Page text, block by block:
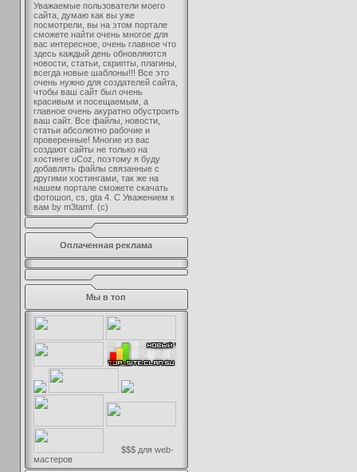
Уважаемые пользователи моего
сайта, думаю как вы уже
посмотрели, вы на этом портале
сможете найти очень многое для
вас интересное, очень главное что
здесь каждый день обновляются
новости, статьи, скрипты, плагины,
всегда новые шаблоны!!! Все это
очень нужно для создателей сайта,
чтобы ваш сайт был очень
красивым и посещаемым, а
главное очень акуратно обустроить
ваш сайт. Все файлы, новости,
статьи абсолютно рабочие и
проверенные! Многие из вас
создают сайты не только на
хостинге uCoz, поэтому я буду
добавлять файлы связанные с
другими хостингами, так же на
нашем портале сможете скачать
фотошоп, cs, gta 4. С Уважением к
вам by m3tamf. (с)
Оплаченная реклама
Мы в топ
$$$ для web-
мастеров